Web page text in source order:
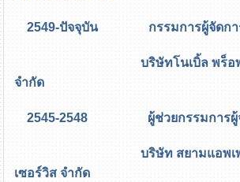
2549-ปัจจุบัน กรรมการผู้จัดกา
บริษัทโนเบิ้ล พร็อพเพอร์
จำกัด
2545-2548 ผู้ช่วยกรรมการผู้จั
บริษัท สยามแอพเพรซั
เซอร์วิส จำกัด